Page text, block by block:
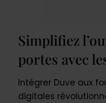
Simplifiez
portes avec
Intégrer Duve aux
digitales